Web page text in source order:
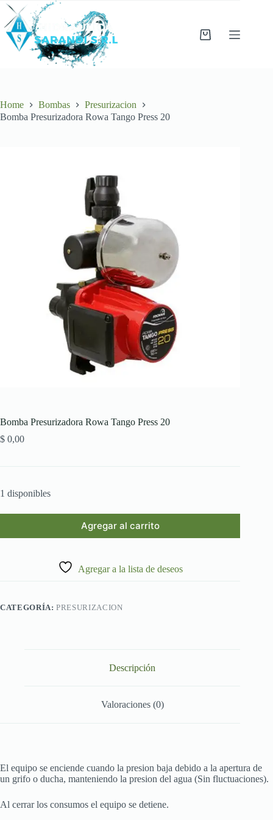
Skip
content
Shopping
Home Bombas
Presurizacion
Bomba Presurizadora Rowa Tango Press 20
Bomba Presurizadora Rowa Tango Press 20
$ 0,00
1 disponibles
Agregar al carrito
Agregar a la lista de deseos
CATEGORÍA:PRESURIZACION
Descripción
Valoraciones (0)
El equipo se enciende cuando la presion baja debido a la apertura de
un grifo o ducha, manteniendo la presion del agua (Sin fluctuaciones).
Al cerrar los consumos el equipo se detiene.